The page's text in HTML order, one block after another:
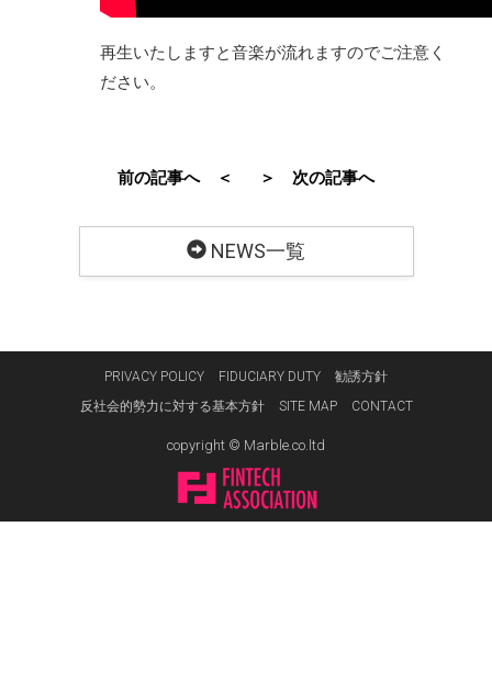
再生いたしますと音楽が流れますのでご注意く
ださい。
前の記事へ ＜ ＞ 次の記事へ
NEWS一覧
PRIVACY POLICY FIDUCIARY DUTY
勧誘方針
反社会的勢力に対する基本方針
SITE MAP CONTACT
copyright © Marble.co.ltd